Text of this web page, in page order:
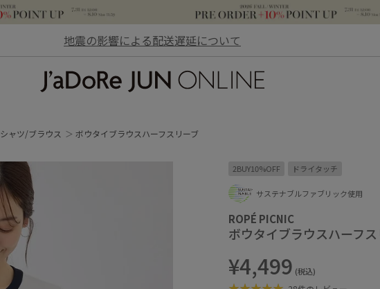
地震の影響による配送遅延について
シャツ/ブラウス ボウタイブラウスハーフスリーブ
2BUY10%OFF ドライタッチ
サステナブルファブリック使用
ROPÉ PICNIC
ボウタイブラウスハーフ
¥4,499 (税込)